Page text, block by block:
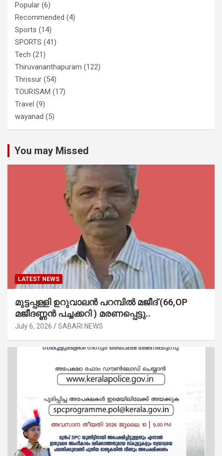
Popular (6)
Recommended (4)
Sports (14)
SPORTS (41)
Tech (21)
Thiruvananthapuram (122)
Thrissur (54)
TOURISAM (17)
Travel (9)
wayanad (5)
You may Missed
LATEST NEWS
മുട്ടപ്പള്ളി ഉറുവാലൻ പറമ്പിൽ മജീദ് (66,OP
മജീദണ്ണൻ പച്ചക്കറി ) മരണപ്പെട്ടു..
July 6, 2026 SABARI NEWS